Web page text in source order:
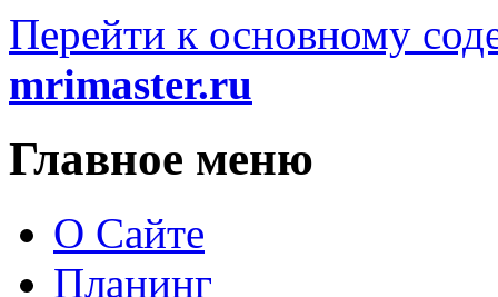
Перейти к основному
mrimaster.ru
Главное меню
О Сайте
Планинг